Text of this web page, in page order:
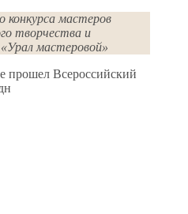
конкурса мастеров
творчества и
мастеровой»
прошел Всероссийский